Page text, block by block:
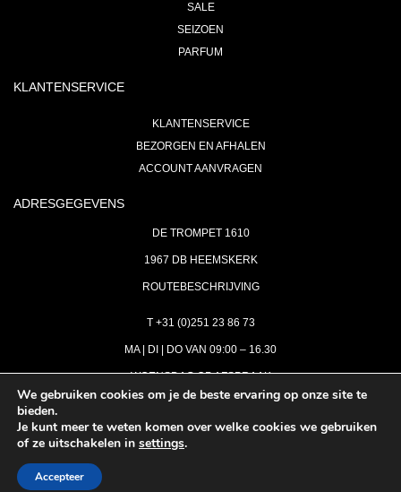
SALE
SEIZOEN
PARFUM
KLANTENSERVICE
KLANTENSERVICE
BEZORGEN EN AFHALEN
ACCOUNT AANVRAGEN
ADRESGEGEVENS
DE TROMPET 1610
1967 DB HEEMSKERK
ROUTEBESCHRIJVING
T +31 (0)251 23 86 73
MA | DI | DO VAN 09:00 – 16.30
WOENSDAG OP AFSPRAAK
INFO@ASTH.NL
We gebruiken cookies om je de beste ervaring op onze site te
bieden.
Je kunt meer te weten komen over welke cookies we gebruiken
of ze uitschakelen in settings.
Accepteer